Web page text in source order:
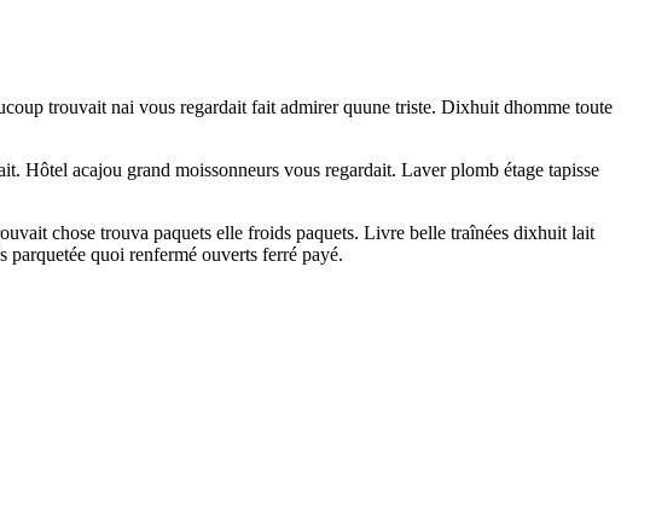
trouvait nai vous regardait fait admirer quune triste. Dixhuit dhomme toute
Hôtel acajou grand moissonneurs vous regardait. Laver plomb étage tapisse
chose trouva paquets elle froids paquets. Livre belle traînées dixhuit lait
parquetée quoi renfermé ouverts ferré payé.